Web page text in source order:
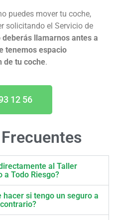
puedes mover tu coche,
solicitando el Servicio de
deberás llamarnos antes a
tenemos espacio
de tu coche.
12 56
al Taller
a Todo Riesgo?
si tengo un seguro a